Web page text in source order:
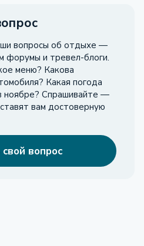
вопросы об отдыхе —
форумы и тревел-блоги.
меню? Какова
Какая погода
ноябре? Спрашивайте —
вам достоверную
вопрос